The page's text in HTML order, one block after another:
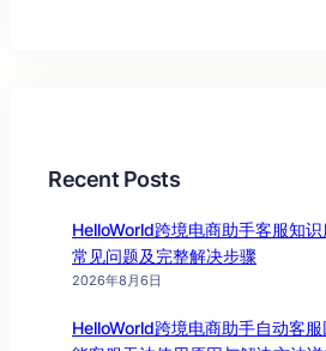
Recent Posts
HelloWorld跨境电商助手客服知
常见问题及完整解决步骤
2026年8月6日
HelloWorld跨境电商助手自动客